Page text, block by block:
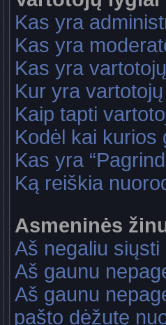
Kas yra
Kas yra
Kas yra
Kur yra
Kaip tapti
Kodėl kai kurios
Kas yra
Ką reiškia
Asmeninės
Aš negaliu
Aš gaunu
Aš gaunu
pašto dėžutę